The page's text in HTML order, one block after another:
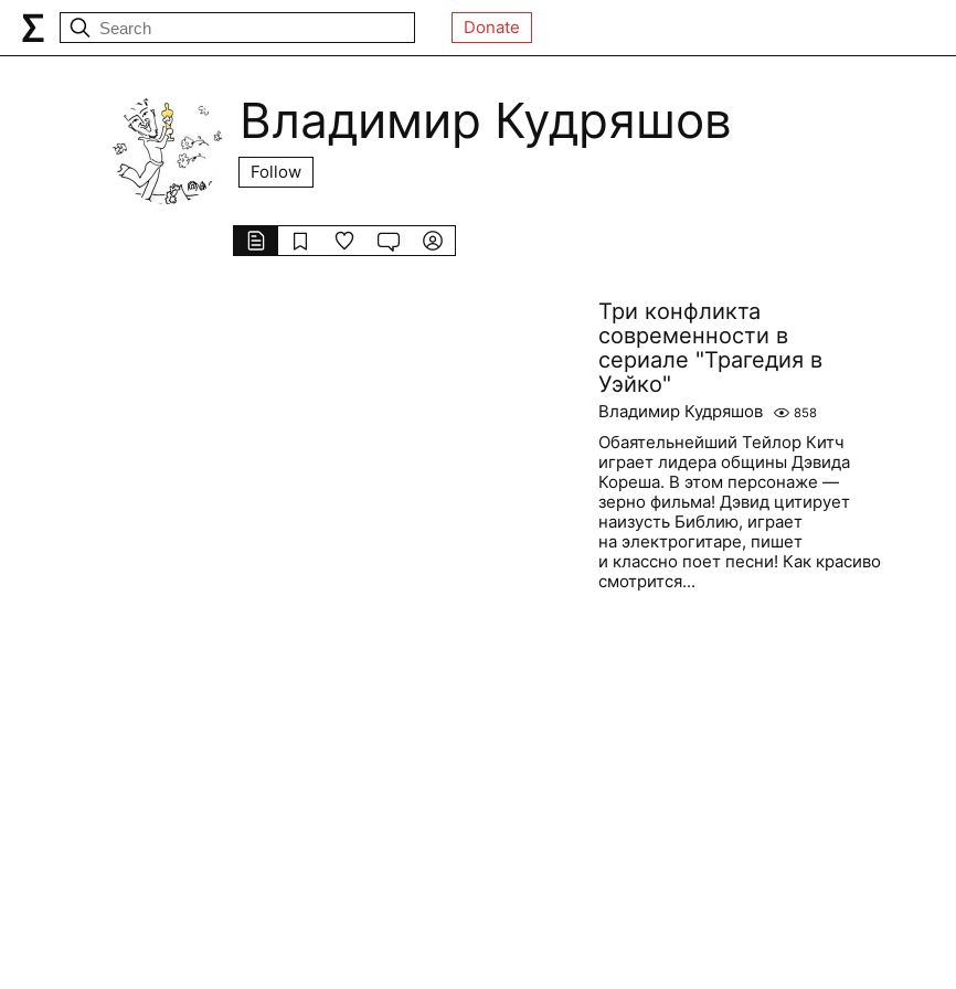
Donate
Владимир Кудряшов
Follow
Три конфликта
современности в
сериале "Трагедия в
Уэйко"
Владимир Кудряшов 858
Обаятельнейший Тейлор Китч
играет лидера общины Дэвида
Кореша. В этом персонаже —
зерно фильма! Дэвид цитирует
наизусть Библию, играет
на электрогитаре, пишет
и классно поет песни! Как красиво
смотрится...